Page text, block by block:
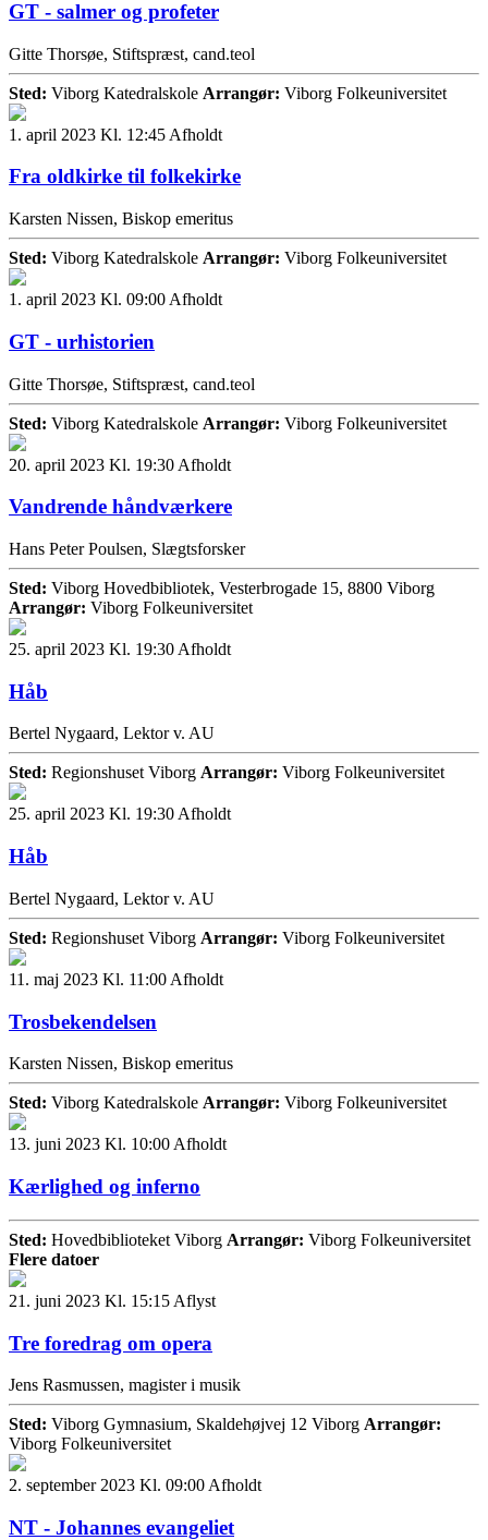
GT - salmer og profeter
Gitte Thorsøe, Stiftspræst, cand.teol
Sted: Viborg Katedralskole Arrangør: Viborg Folkeuniversitet
1. april 2023 Kl. 12:45 Afholdt
Fra oldkirke til folkekirke
Karsten Nissen, Biskop emeritus
Sted: Viborg Katedralskole Arrangør: Viborg Folkeuniversitet
1. april 2023 Kl. 09:00 Afholdt
GT - urhistorien
Gitte Thorsøe, Stiftspræst, cand.teol
Sted: Viborg Katedralskole Arrangør: Viborg Folkeuniversitet
20. april 2023 Kl. 19:30 Afholdt
Vandrende håndværkere
Hans Peter Poulsen, Slægtsforsker
Sted: Viborg Hovedbibliotek, Vesterbrogade 15, 8800 Viborg
Arrangør: Viborg Folkeuniversitet
25. april 2023 Kl. 19:30 Afholdt
Håb
Bertel Nygaard, Lektor v. AU
Sted: Regionshuset Viborg Arrangør: Viborg Folkeuniversitet
25. april 2023 Kl. 19:30Afholdt
Håb
Bertel Nygaard, Lektor v. AU
Sted: Regionshuset Viborg Arrangør: Viborg Folkeuniversitet
11. maj 2023 Kl. 11:00 Afholdt
Trosbekendelsen
Karsten Nissen, Biskop emeritus
Sted: Viborg Katedralskole Arrangør: Viborg Folkeuniversitet
13. juni 2023 Kl. 10:00 Afholdt
Kærlighed og inferno
Sted: Hovedbiblioteket Viborg Arrangør: Viborg Folkeuniversitet
Flere datoer
21. juni 2023 Kl. 15:15 Aflyst
Tre foredrag om opera
Jens Rasmussen, magister i musik
Sted: Viborg Gymnasium, Skaldehøjvej 12 Viborg Arrangør:
Viborg Folkeuniversitet
2. september 2023 Kl. 09:00 Afholdt
NT - Johannes evangeliet